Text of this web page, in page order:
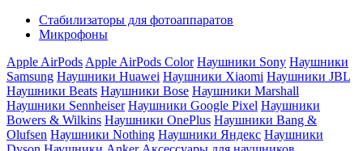
Стабилизаторы для фотоаппаратов
Микрофоны
Apple AirPods Apple AirPods Color Наушники Sony Наушники
Samsung Наушники Huawei Наушники Xiaomi Наушники JBL
Наушники Beats Наушники Bose Наушники Marshall
Наушники Sennheiser Наушники Google Pixel Наушники
Bowers & Wilkins Наушники OnePlus Наушники Bang &
Olufsen Наушники Nothing Наушники Яндекс Наушники